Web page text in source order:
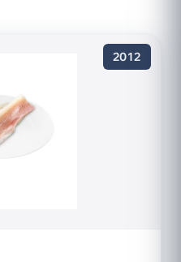
2012